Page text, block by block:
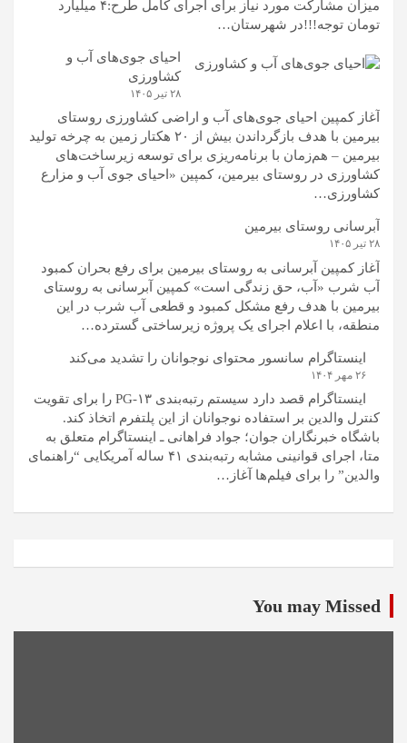
میزان مشارکت مورد نیاز برای اجرای کامل طرح:۴ میلیارد
تومان توجه!!!در شهرستان…
احیای جوی‌های آب و
کشاورزی
۲۸ تیر ۱۴۰۵
آغاز کمپین احیای جوی‌های آب و اراضی کشاورزی روستای
بیرمین با هدف بازگرداندن بیش از ۲۰ هکتار زمین به چرخه تولید
بیرمین – هم‌زمان با برنامه‌ریزی برای توسعه زیرساخت‌های
کشاورزی در روستای بیرمین، کمپین «احیای جوی آب و مزارع
کشاورزی…
آبرسانی روستای بیرمین
۲۸ تیر ۱۴۰۵
آغاز کمپین آبرسانی به روستای بیرمین برای رفع بحران کمبود
آب شرب «آب، حق زندگی است» کمپین آبرسانی به روستای
بیرمین با هدف رفع مشکل کمبود و قطعی آب شرب در این
منطقه، با اعلام اجرای یک پروژه زیرساختی گسترده…
اینستاگرام سانسور محتوای نوجوانان را تشدید می‌کند
۲۶ مهر ۱۴۰۴
اینستاگرام قصد دارد سیستم رتبه‌بندی PG-۱۳ را برای تقویت
کنترل والدین بر استفاده نوجوانان از این پلتفرم اتخاذ کند.
باشگاه خبرنگاران جوان؛ جواد فراهانی ـ اینستاگرام متعلق به
متا، اجرای قوانینی مشابه رتبه‌بندی ۴۱ ساله آمریکایی “راهنمای
والدین” را برای فیلم‌ها آغاز…
You may Missed